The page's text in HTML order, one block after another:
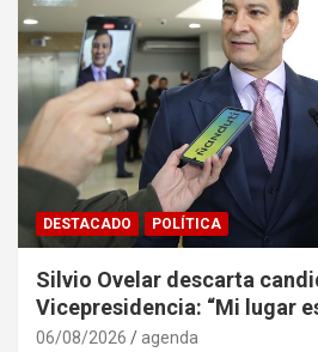
DESTACADO POLÍTICA
Silvio Ovelar descarta
Vicepresidencia: “Mi lugar
06/08/2026 agenda